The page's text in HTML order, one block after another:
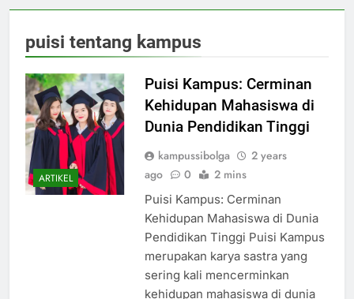
puisi tentang kampus
ARTIKEL
Puisi Kampus: Cerminan
Kehidupan Mahasiswa di
Dunia Pendidikan Tinggi
kampussibolga
2 years
ago
0 2 mins
Puisi Kampus: Cerminan
Kehidupan Mahasiswa di Dunia
Pendidikan Tinggi Puisi Kampus
merupakan karya sastra yang
sering kali mencerminkan
kehidupan mahasiswa di dunia